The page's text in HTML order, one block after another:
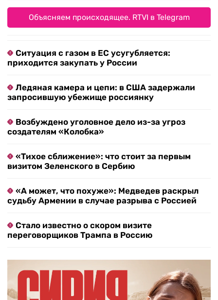
Объясняем происходящее. RTVI в Telegram
Ситуация с газом в ЕС усугубляется:
приходится закупать у России
Ледяная камера и цепи: в США задержали
запросившую убежище россиянку
Возбуждено уголовное дело из-за угроз
создателям «Колобка»
«Тихое сближение»: что стоит за первым
визитом Зеленского в Сербию
«А может, что похуже»: Медведев раскрыл
судьбу Армении в случае разрыва с Россией
Стало известно о скором визите
переговорщиков Трампа в Россию